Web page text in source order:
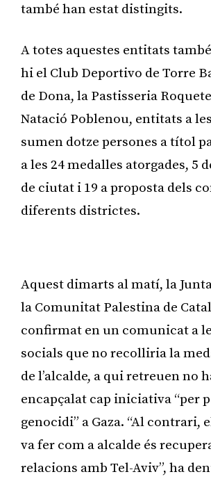
també han estat distingits.
A totes aquestes entitats
hi el Club Deportivo de Torre
de Dona, la Pastisseria
Natació Poblenou, entitats a
sumen dotze persones a títol
a les 24 medalles atorgades, 5
de ciutat i 19 a proposta dels
diferents districtes.
Aquest dimarts al matí, la
la Comunitat Palestina de
confirmat en un comunicat a
socials que no recolliria la
de l’alcalde, a qui retreuen no
encapçalat cap iniciativa “per
genocidi” a Gaza. “Al contrari,
va fer com a alcalde és
relacions amb Tel-Aviv”, ha